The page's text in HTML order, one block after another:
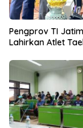
Pengprov TI
Lahirkan Atlet